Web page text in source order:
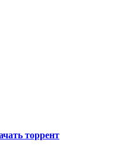
торрент